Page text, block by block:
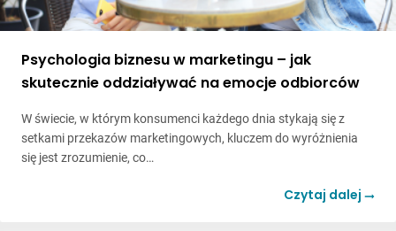
Psychologia biznesu w marketingu – jak
skutecznie oddziaływać na emocje odbiorców
W świecie, w którym konsumenci każdego dnia stykają się z
setkami przekazów marketingowych, kluczem do wyróżnienia
się jest zrozumienie, co…
Czytaj dalej